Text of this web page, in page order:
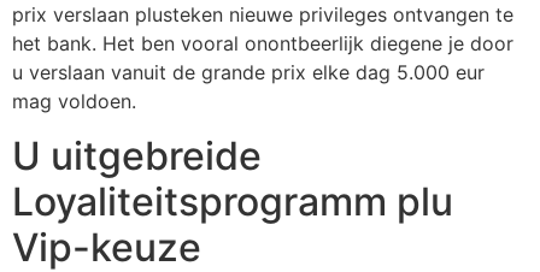
prix verslaan plusteken nieuwe privileges ontvangen te
het bank. Het ben vooral onontbeerlijk diegene je door
u verslaan vanuit de grande prix elke dag 5.000 eur
mag voldoen.
U uitgebreide
Loyaliteitsprogramm plu
Vip-keuze